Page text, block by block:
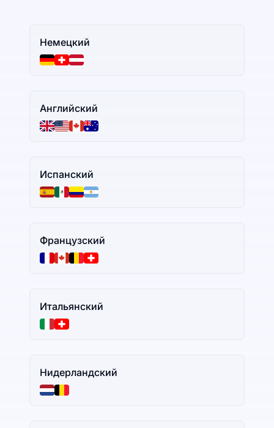
Немецкий
Английский
Испанский
Французский
Итальянский
Нидерландский